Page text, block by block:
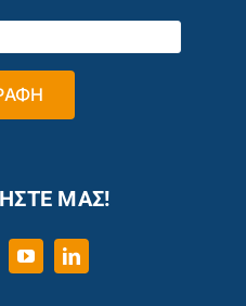
ΜΑΣ!